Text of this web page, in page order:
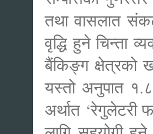
तथा वासलात
वृद्धि हुने चिन्ता
बैंकिङ्ग क्षेत्रको
यस्तो अनुपात
अर्थात ‘रेगुलेटरी